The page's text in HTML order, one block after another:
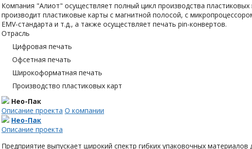
Компания "Алиот" осуществляет полный цикл производства
производит пластиковые карты с магнитной полосой, с
EMV-стандарта и т.д., а также осуществляет печать pin-конвертов.
Отрасль
Цифровая печать
Офсетная печать
Широкоформатная печать
Производство пластиковых карт
Нео-Пак
Описание проекта О компании
Нео-Пак
Описание проекта
Предприятие выпускает широкий спектр гибких упаковочных